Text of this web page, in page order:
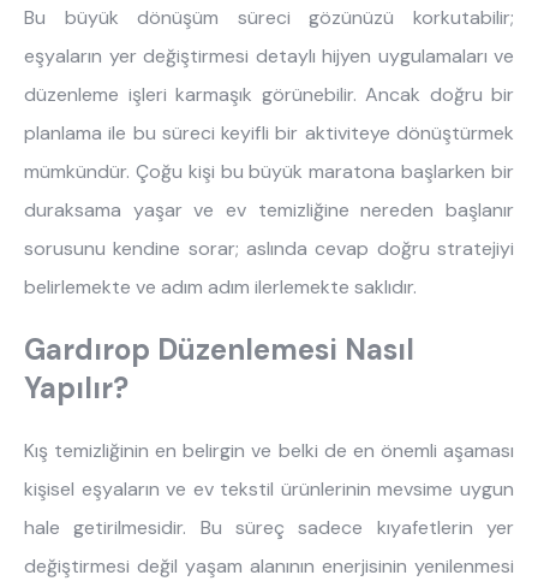
Bu büyük dönüşüm süreci gözünüzü korkutabilir;
eşyaların yer değiştirmesi detaylı hijyen uygulamaları ve
düzenleme işleri karmaşık görünebilir. Ancak doğru bir
planlama ile bu süreci keyifli bir aktiviteye dönüştürmek
mümkündür. Çoğu kişi bu büyük maratona başlarken bir
duraksama yaşar ve ev temizliğine nereden başlanır
sorusunu kendine sorar; aslında cevap doğru stratejiyi
belirlemekte ve adım adım ilerlemekte saklıdır.
Gardırop Düzenlemesi Nasıl
Yapılır?
Kış temizliğinin en belirgin ve belki de en önemli aşaması
kişisel eşyaların ve ev tekstil ürünlerinin mevsime uygun
hale getirilmesidir. Bu süreç sadece kıyafetlerin yer
değiştirmesi değil yaşam alanının enerjisinin yenilenmesi